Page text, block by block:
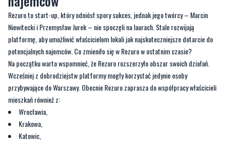
możliwość uniknięcia ograniczeń w przyjmowaniu gości.
Praktyczne rozwiązania dla gospodarzy i
najemców
Rezuro to start-up, który odniósł spory sukces, jednak jego twórcy – Marcin
Niewitecki i Przemysław Jurek – nie spoczęli na laurach. Stale rozwijają
platformę, aby umożliwić właścicielom lokali jak najskuteczniejsze dotarcie do
potencjalnych najemców. Co zmieniło się w Rezuro w ostatnim czasie?
Na początku warto wspomnieć, że Rezuro rozszerzyło obszar swoich działań.
Wcześniej z dobrodziejstw platformy mogły korzystać jedynie osoby
przybywające do Warszawy. Obecnie Rezuro zaprasza do współpracy właścicieli
mieszkań również z: